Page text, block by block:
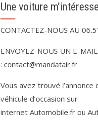
Une voiture m’intéresse
CONTACTEZ-NOUS AU
ENVOYEZ-NOUS UN E-MAIL
: contact@mandatair.fr
Vous avez trouvé l’annonce
véhicule d’occasion sur
internet Automobile.frou